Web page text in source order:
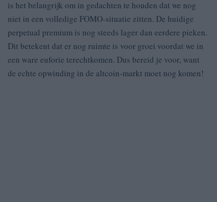
is het belangrijk om in gedachten te houden dat we nog
niet in een volledige FOMO-situatie zitten. De huidige
perpetual premium is nog steeds lager dan eerdere pieken.
Dit betekent dat er nog ruimte is voor groei voordat we in
een ware euforie terechtkomen. Dus bereid je voor, want
de echte opwinding in de altcoin-markt moet nog komen!